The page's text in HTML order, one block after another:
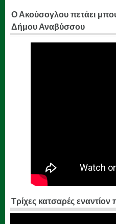
Ο Ακούσογλου πετάει
Δήμου Αναβύσσου
Τρίχες κατσαρές